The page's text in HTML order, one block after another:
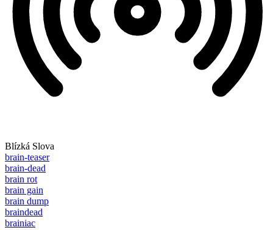
Blízká Slova
brain-teaser
brain-dead
brain rot
brain gain
brain dump
braindead
brainiac